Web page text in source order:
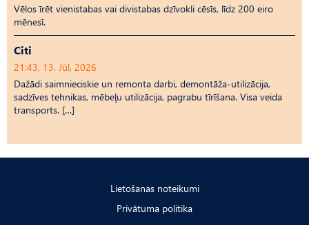
Vēlos īrēt vienistabas vai divistabas dzīvokli cēsīs, līdz 200 eiro
mēnesī.
Citi
21:43, 13. Jūl, 2026
Dažādi saimnieciskie un remonta darbi, demontāža-utilizācija,
sadzīves tehnikas, mēbeļu utilizācija, pagrabu tīrīšana. Visa veida
transports. […]
Lietošanas noteikumi
Privātuma politika